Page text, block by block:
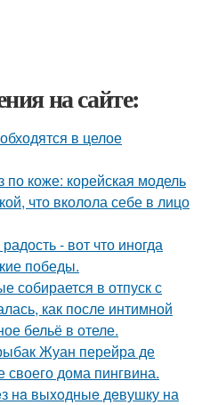
на сайте:
в целое
по коже: корейская модель
что вколола себе в лицо
- вот что иногда
победы.
собирается в отпуск с
как после интимной
бельё в отеле.
Жуан перейра де
своего дома пингвина.
нa выxoдныe дeвушку на